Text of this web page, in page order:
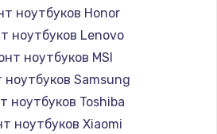
ноутбуков Honor
ноутбуков Lenovo
ноутбуков MSI
ноутбуков Samsung
ноутбуков Toshiba
ноутбуков Xiaomi